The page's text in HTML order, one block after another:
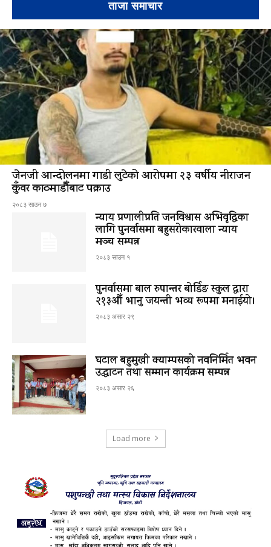
ताजा समाचार
जेनजी आन्दोलनमा गाडी लुटेको आरोपमा २३ वर्षीय नीराजन
कुँवर काठमाडौँबाट पक्राउ
२०८३ साउन ७
न्याय प्रणालीप्रति जनविश्वास अभिवृद्धिका
लागि पुनर्वासमा बहुसरोकारवाला न्याय
मञ्च सम्पन्न
२०८३ साउन १
पुनर्वासमा बाल रुपान्तर बोर्डिङ स्कुल द्धारा
२१३औँ भानु जयन्ती भव्य रूपमा मनाईयो।
२०८३ असार २९
घटाल बहुमुखी क्याम्पसको नवनिर्मित भवन
उद्घाटन तथा सम्मान कार्यक्रम सम्पन्न
२०८३ असार २६
Load more